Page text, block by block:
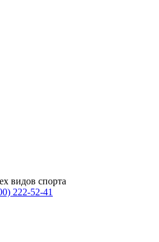
видов спорта
222-52-41